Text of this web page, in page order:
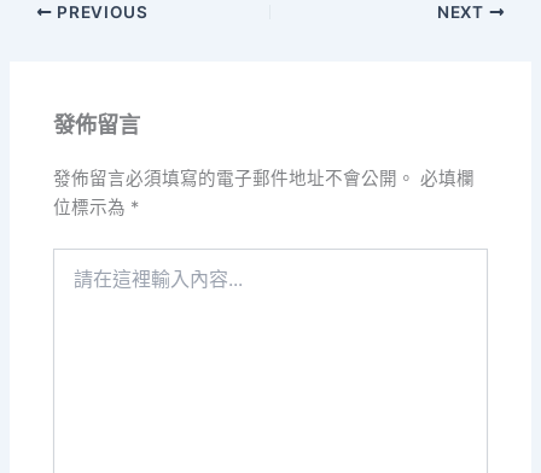
PREVIOUS NEXT
發佈留言
發佈留言必須填寫的電子郵件地址不會公開。 必填欄
位標示為 *